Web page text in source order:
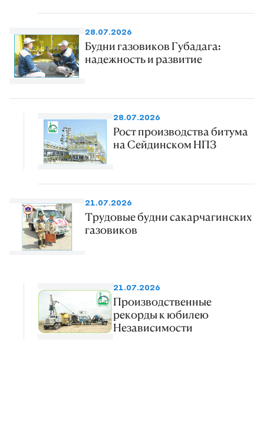
28.07.2026
Будни газовиков Губадага:
надежность и развитие
28.07.2026
Рост производства битума
на Сейдинском НПЗ
21.07.2026
Трудовые будни сакарчагинских
газовиков
21.07.2026
Производственные
рекорды к юбилею
Независимости